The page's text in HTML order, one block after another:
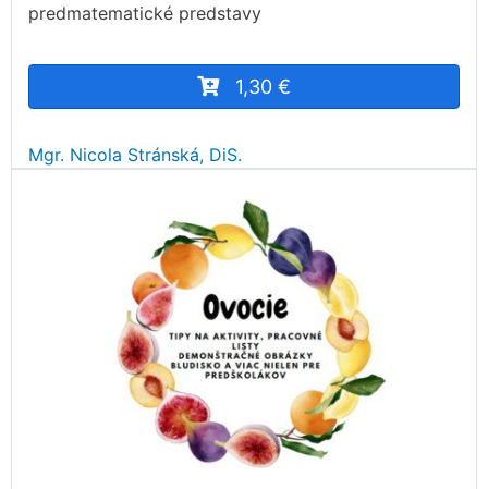
predmatematické predstavy
1,30 €
Mgr. Nicola Stránská, DiS.